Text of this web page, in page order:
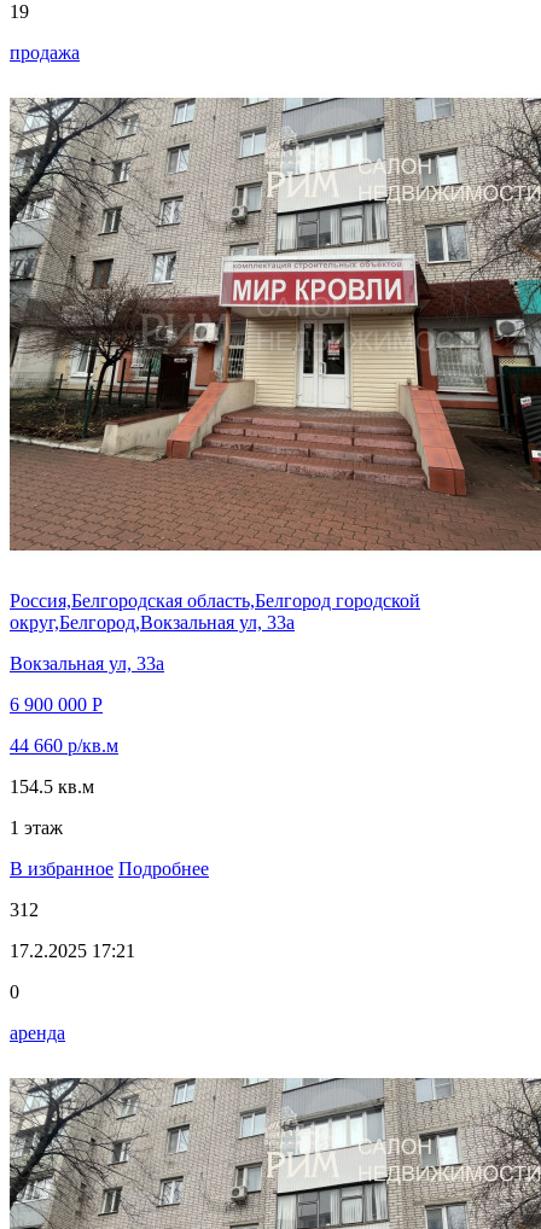
19
продажа
Россия,Белгородская область,Белгород городской
округ,Белгород,Вокзальная ул, 33а
Вокзальная ул, 33а
6 900 000 Р
44 660 р/кв.м
154.5 кв.м
1 этаж
В избранное Подробнее
312
17.2.2025 17:21
0
аренда